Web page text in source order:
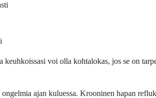
voi olla kohtalokas, jos se on
ajan kuluessa. Krooninen hapan